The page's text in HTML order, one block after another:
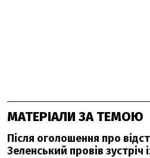
МАТЕРІАЛИ ЗА ТЕМОЮ
Після оголошення про
Зеленський провів зустріч